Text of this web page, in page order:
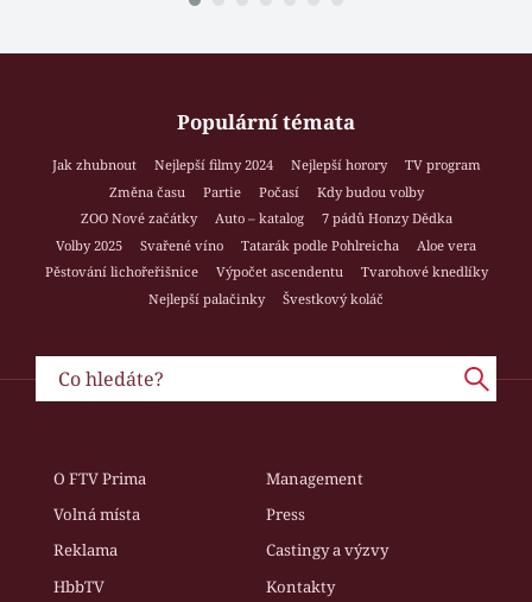
Populární témata
Jak zhubnout Nejlepší filmy 2024 Nejlepší horory
TV program
Změna času
Partie Počasí
Kdy budou volby
ZOO Nové začátky
Auto – katalog
7 pádů Honzy Dědka
Volby 2025
Svařené víno Tatarák podle Pohlreicha
Aloe vera
Pěstování lichořeřišnice
Výpočet ascendentu
Tvarohové knedlíky
Nejlepší palačinky
Švestkový koláč
O FTV Prima
Management
Volná místa
Press
Reklama
Castingy a výzvy
HbbTV
Kontakty